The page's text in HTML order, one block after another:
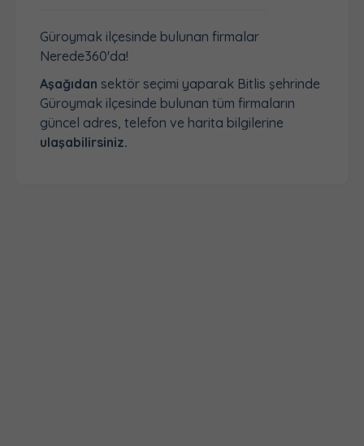
Güroymak ilçesinde bulunan firmalar
Nerede360'da!
Aşağıdan sektör seçimi yaparak Bitlis şehrinde
Güroymak ilçesinde bulunan tüm firmaların
güncel adres, telefon ve harita bilgilerine
ulaşabilirsiniz.